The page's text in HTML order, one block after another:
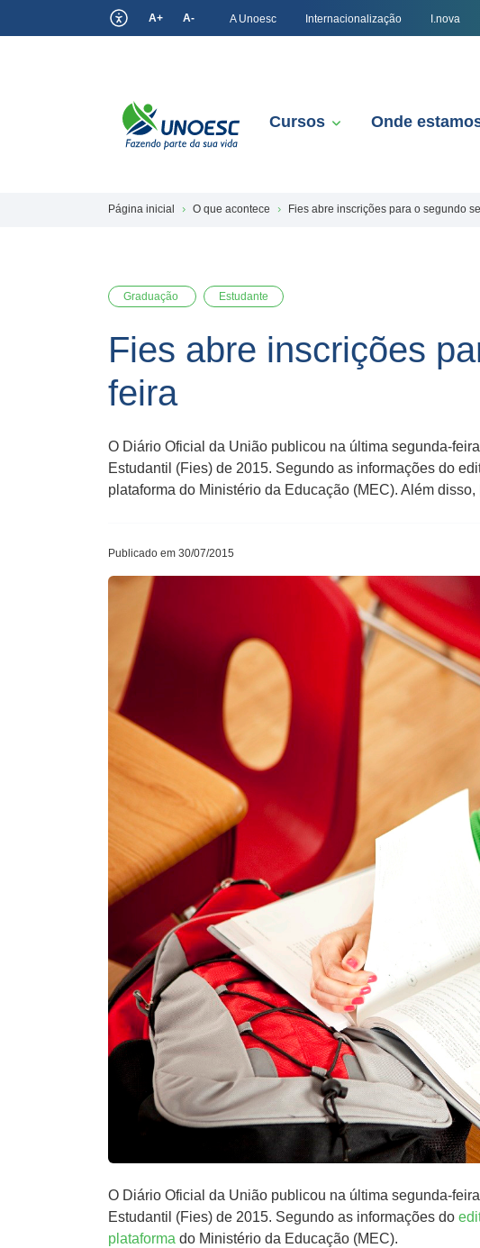
A+ A- A Unoesc Internacionalização I.nova
Cursos Onde
Página inicial O que acontece Fies abre inscrições para o segundo
Graduação Estudante
Fies abre inscrições
feira
O Diário Oficial da União publicou na última segunda-
Estudantil (Fies) de 2015. Segundo as informações do
plataforma do Ministério da Educação (MEC). Além
Publicado em 30/07/2015
O Diário Oficial da União publicou na última segunda-
Estudantil (Fies) de 2015. Segundo as informações do
plataforma do Ministério da Educação (MEC).